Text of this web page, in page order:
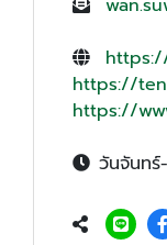
https://
https://
วันจันทร์